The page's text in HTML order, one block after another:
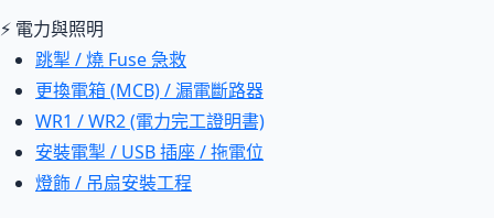
⚡ 電力與照明
跳掣 / 燒 Fuse 急救
更換電箱 (MCB) / 漏電斷路器
WR1 / WR2 (電力完工證明書)
安裝電掣 / USB 插座 / 拖電位
燈飾 / 吊扇安裝工程